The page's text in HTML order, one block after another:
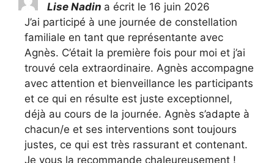
Lise Nadin a écrit le 16 juin 2026
J’ai participé à une journée de constellation
familiale en tant que représentante avec
Agnès. C’était la première fois pour moi et j’ai
trouvé cela extraordinaire. Agnès accompagne
avec attention et bienveillance les participants
et ce qui en résulte est juste exceptionnel,
déjà au cours de la journée. Agnès s’adapte à
chacun/e et ses interventions sont toujours
justes, ce qui est très rassurant et contenant.
Je vous la recommande chaleureusement !